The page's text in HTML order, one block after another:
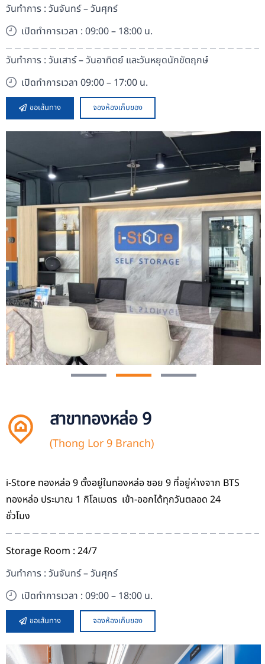
วันทำการ : วันจันทร์ – วันศุกร์
เปิดทำการเวลา : 09:00 – 18:00 น.
วันทำการ : วันเสาร์ – วันอาทิตย์ และวันหยุดนักขัตฤกษ์
เปิดทำการเวลา 09:00 – 17:00 น.
ขอเส้นทาง จองห้องเก็บของ
สาขาทองหล่อ 9
(Thong Lor 9 Branch)
i-Store ทองหล่อ 9 ตั้งอยู่ในทองหล่อ ซอย 9 ที่อยู่ห่างจาก BTS
ทองหล่อ ประมาณ 1 กิโลเมตร เข้า-ออกได้ทุกวันตลอด 24
ชั่วโมง
Storage Room : 24/7
วันทำการ : วันจันทร์ – วันศุกร์
เปิดทำการเวลา : 09:00 – 18:00 น.
ขอเส้นทาง จองห้องเก็บของ